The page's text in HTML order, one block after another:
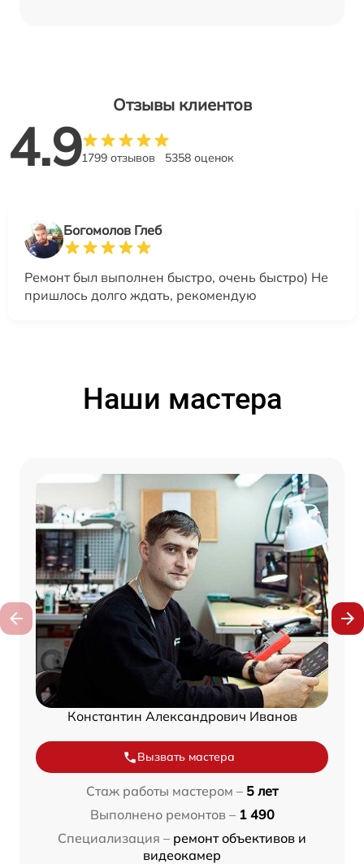
Отзывы клиентов
4.91799 отзывов 5358 оценок
Богомолов Глеб
Ремонт был выполнен быстро, очень быстро) Не
пришлось долго ждать, рекомендую
Наши мастера
Константин Александрович Иванов
Вызвать мастера
Стаж работы мастером – 5 лет
Выполнено ремонтов – 1 490
Специализация – ремонт объективов и
видеокамер